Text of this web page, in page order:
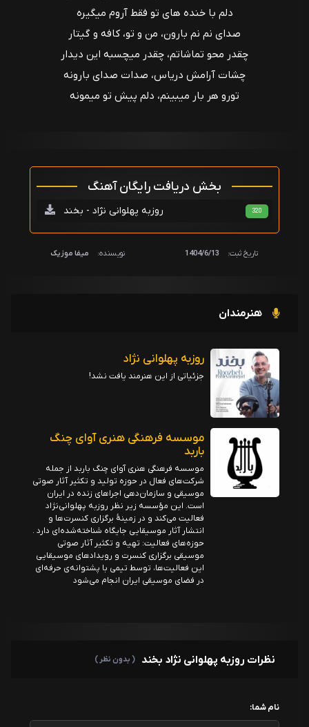
دلم با خنده های تو فقط آروم میگیره
صدای نم نم بارون، من و تو، کافه و گیتار
چقدر محو تماشاتم، چقدر میچسبه این دیدار
چشات آرامش دریاس، صدات صدای بارونه
تورو هر بار میبینم، دلم پیش تو میمونه
بخش دریافت رایگان آهنگ
روزبه پهلوانی نژاد - بخند 320
تاریخ ثبت: 1404/6/13 نویسنده: میفا موزیک
هنرمندان
روزبه پهلوانی نژاد
جزئیاتی از این هنرمند یافت نشد!
موسسه فرهنگی هنری آوای چنگ
باربد
موسسه فرهنگی هنری آوای چنگ باربد از جمله
شرکت‌های فعال در حوزه تولید و تکثیر آثار صوتی
موسیقی و سازمان‌دهی اجراهای زنده در ایران
است. این مؤسسه زیر نظر روزبه پهلوانی‌نژاد
فعالیت می‌کند و در زمینهٔ برگزاری کنسرت‌ها و
انتشار آثار موسیقایی جایگاه شناخته‌شده‌ای دارد .
حوزه‌های فعالیت: تهیه و تکثیر آثار صوتی
موسیقی برگزاری کنسرت و رویدادهای موسیقایی
این فعالیت‌ها، توسط تیمی با پشتوانه‌ی حرفه‌ای
در فضای موسیقی ایران انجام می‌شود
نظرات روزبه پهلوانی نژاد بخند ( بدون نظر )
نام شما: